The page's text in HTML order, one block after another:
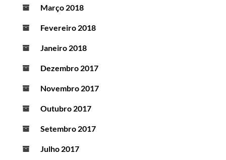
Março 2018
Fevereiro 2018
Janeiro 2018
Dezembro 2017
Novembro 2017
Outubro 2017
Setembro 2017
Julho 2017